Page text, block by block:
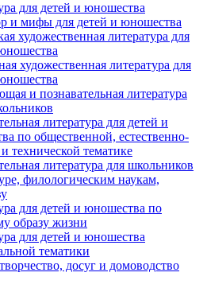
для детей и юношества
и мифы для детей и юношества
художественная литература для
художественная литература для
и познавательная литература
литература для детей и
по общественной, естественно-
технической тематике
литература для школьников
филологическим наукам,
для детей и юношества по
образу жизни
для детей и юношества
тематики
досуг и домоводство